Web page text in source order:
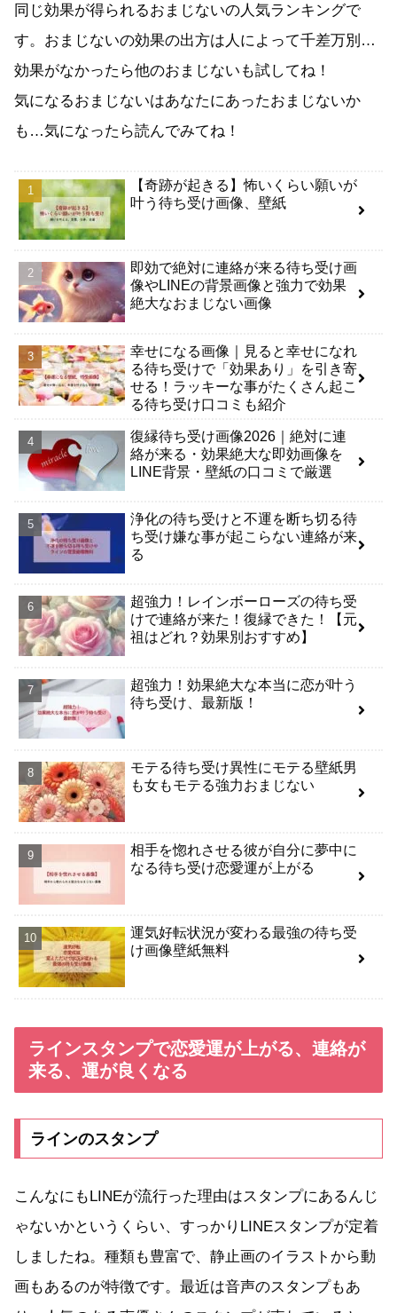
同じ効果が得られるおまじないの人気ランキングで
す。おまじないの効果の出方は人によって千差万別…
効果がなかったら他のおまじないも試してね！
気になるおまじないはあなたにあったおまじないか
も…気になったら読んでみてね！
【奇跡が起きる】怖いくらい願いが
叶う待ち受け画像、壁紙
即効で絶対に連絡が来る待ち受け画
像やLINEの背景画像と強力で効果
絶大なおまじない画像
幸せになる画像｜見ると幸せになれ
る待ち受けで「効果あり」を引き寄
せる！ラッキーな事がたくさん起こ
る待ち受け口コミも紹介
復縁待ち受け画像2026｜絶対に連
絡が来る・効果絶大な即効画像を
LINE背景・壁紙の口コミで厳選
浄化の待ち受けと不運を断ち切る待
ち受け嫌な事が起こらない連絡が来
る
超強力！レインボーローズの待ち受
けで連絡が来た！復縁できた！【元
祖はどれ？効果別おすすめ】
超強力！効果絶大な本当に恋が叶う
待ち受け、最新版！
モテる待ち受け異性にモテる壁紙男
も女もモテる強力おまじない
相手を惚れさせる彼が自分に夢中に
なる待ち受け恋愛運が上がる
運気好転状況が変わる最強の待ち受
け画像壁紙無料
ラインスタンプで恋愛運が上がる、連絡が
来る、運が良くなる
ラインのスタンプ
こんなにもLINEが流行った理由はスタンプにあるんじ
ゃないかというくらい、すっかりLINEスタンプが定着
しましたね。種類も豊富で、静止画のイラストから動
画もあるのが特徴です。最近は音声のスタンプもあ